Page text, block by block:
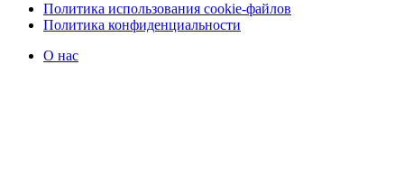
Политика использования cookie-файлов
Политика конфиденциальности
О нас